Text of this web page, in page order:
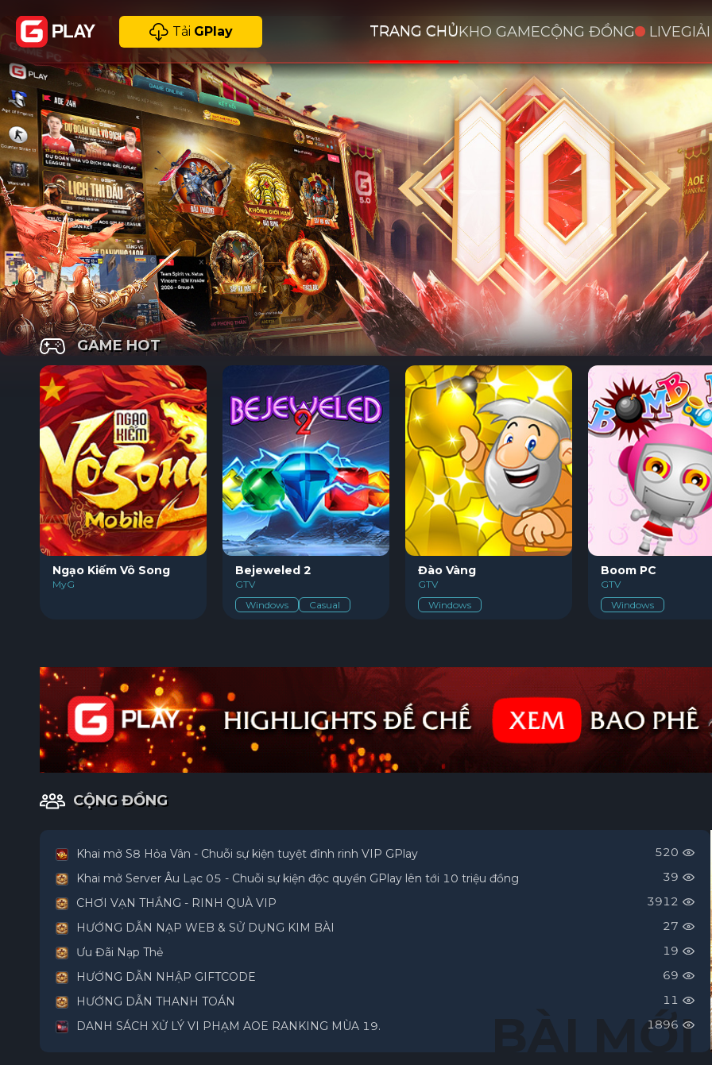
Tải GPlay TRANG CHỦKHO GAMECỘNG ĐỒNG LIVE
GPlay - Nền tảng game cộng đồng và kho game Việt Nam
GAME HOT
Ngạo Kiếm Vô Song
MyG
Bejeweled 2
Windows
Casual
Đào Vàng
Windows
Boom PC
Windows
CỘNG ĐỒNG
Khai mở S8 Hỏa Vân - Chuỗi sự kiện tuyệt đỉnh rinh VIP GPlay
520
Khai mở Server Âu Lạc 05 - Chuỗi sự kiện độc quyền GPlay lên tới 10 triệu đồng
39
CHƠI VẠN THẮNG - RINH QUÀ VIP
3912
HƯỚNG DẪN NẠP WEB & SỬ DỤNG KIM BÀI
27
Ưu Đãi Nạp Thẻ
19
HƯỚNG DẪN NHẬP GIFTCODE
69
HƯỚNG DẪN THANH TOÁN
11
DANH SÁCH XỬ LÝ VI PHẠM AOE RANKING MÙA 19.
1896
BÀI MỚI